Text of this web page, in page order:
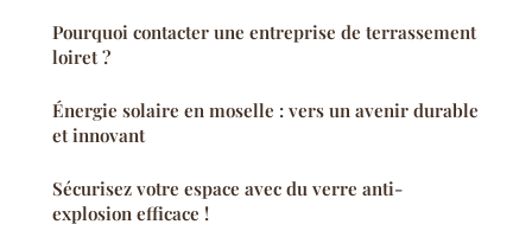
Pourquoi contacter une entreprise de terrassement
loiret ?
Énergie solaire en moselle : vers un avenir durable
et innovant
Sécurisez votre espace avec du verre anti-
explosion efficace !